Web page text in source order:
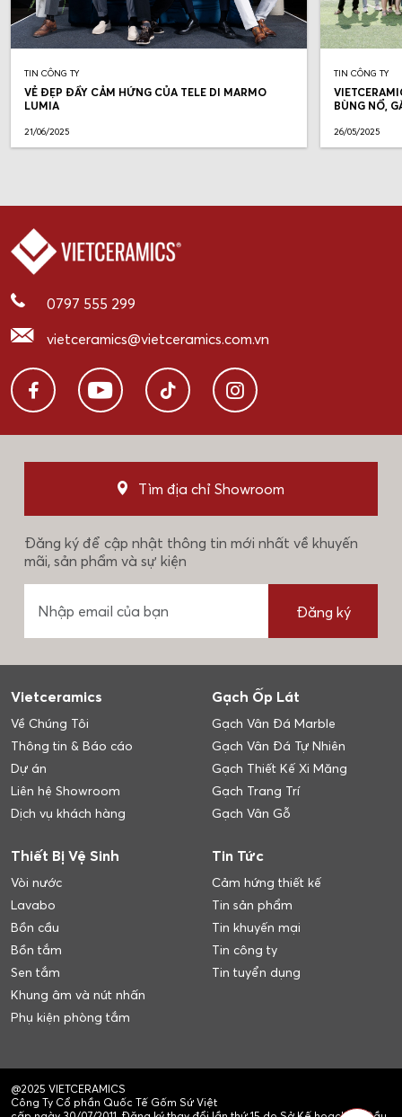
TIN CÔNG TY
VẺ ĐẸP ĐẦY CẢM HỨNG CỦA TELE DI MARMO
LUMIA
21/06/2025
TIN CÔNG TY
BÙNG NỔ,
26/05/2025
0797 555 299
vietceramics@vietceramics.com.vn
Tìm địa chỉ Showroom
Đăng ký để cập nhật thông tin mới nhất về khuyến
mãi, sản phẩm và sự kiện
Đăng ký
Vietceramics
Về Chúng Tôi
Thông tin & Báo cáo
Dự án
Liên hệ Showroom
Dịch vụ khách hàng
Gạch Ốp Lát
Gạch Vân Đá Marble
Gạch Vân Đá Tự Nhiên
Gạch Thiết Kế Xi Măng
Gạch Trang Trí
Gạch Vân Gỗ
Thiết Bị Vệ Sinh
Vòi nước
Lavabo
Bồn cầu
Bồn tắm
Sen tắm
Khung âm và nút nhấn
Phụ kiện phòng tắm
Tin Tức
Cảm hứng thiết kế
Tin sản phẩm
Tin khuyến mại
Tin công ty
Tin tuyển dụng
@2025 VIETCERAMICS
Công Ty Cổ phần Quốc Tế Gốm Sứ Việt